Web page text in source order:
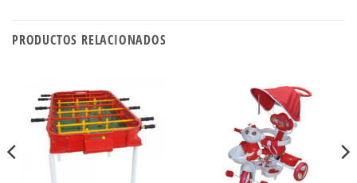
PRODUCTOS RELACIONADOS